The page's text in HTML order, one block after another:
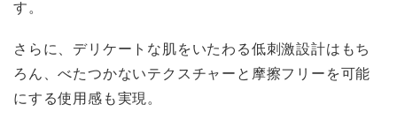
す。
さらに、デリケートな肌をいたわる低刺激設計はもち
ろん、べたつかないテクスチャーと摩擦フリーを可能
にする使用感も実現。